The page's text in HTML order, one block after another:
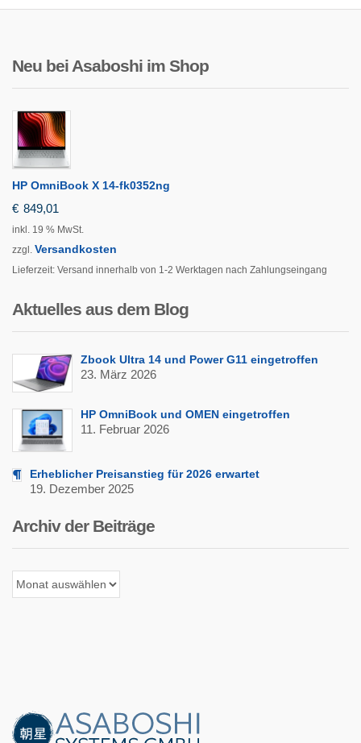
Neu bei Asaboshi im Shop
HP OmniBook X 14-fk0352ng
€ 849,01
inkl. 19 % MwSt.
zzgl. Versandkosten
Lieferzeit: Versand innerhalb von 1-2 Werktagen nach Zahlungseingang
Aktuelles aus dem Blog
Zbook Ultra 14 und Power G11 eingetroffen
23. März 2026
HP OmniBook und OMEN eingetroffen
11. Februar 2026
Erheblicher Preisanstieg für 2026 erwartet
19. Dezember 2025
Archiv der Beiträge
Archiv
der